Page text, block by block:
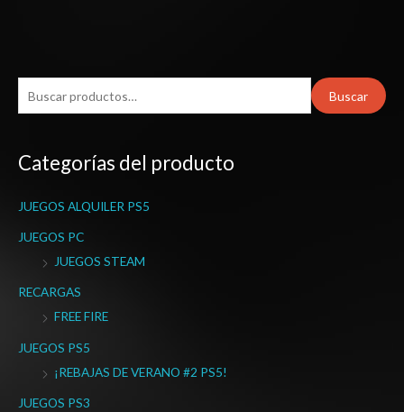
u
c
r
p
Buscar
Categorías del producto
JUEGOS ALQUILER PS5
JUEGOS PC
JUEGOS STEAM
RECARGAS
FREE FIRE
JUEGOS PS5
¡REBAJAS DE VERANO #2 PS5!
JUEGOS PS3